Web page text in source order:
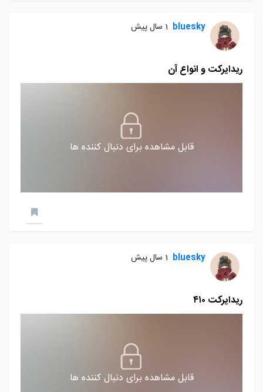
bluesky 1 سال پیش
ریدایرکت و انواع آن
قابل مشاهده برای دنبال کننده ها
bluesky 1 سال پیش
ریدایرکت ۴۱۰
قابل مشاهده برای دنبال کننده ها